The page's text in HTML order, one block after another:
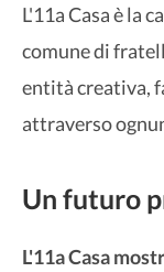
L'11a Casa è la
comune di
entità creativa,
attraverso
Un futuro
L'11a Casa